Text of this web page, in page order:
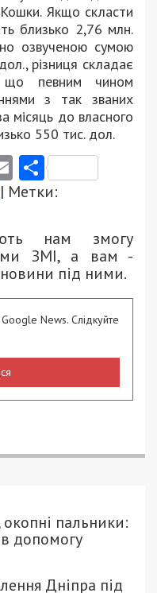
Якщо скласти
близько 2,76 млн.
озвученою сумою
різниця складає
певним чином
з так званих
місяць до власного
550 тис. дол.
Email
| Метки:
нам змогу
ЗМІ, а вам -
під ними.
News. Слідкуйте
пальники:
допомогу
Дніпра під